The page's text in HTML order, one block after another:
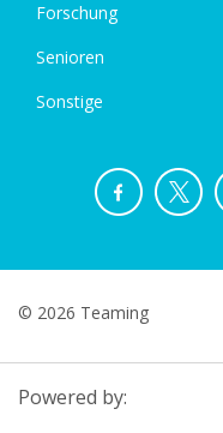
Forschung
Senioren
Sonstige
© 2026 Teaming
Powered by: